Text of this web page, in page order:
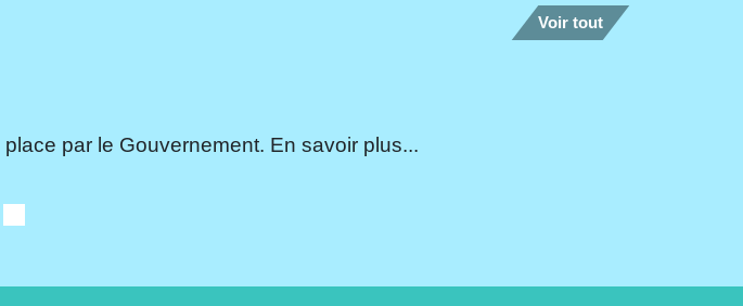
Voir tout
par le Gouvernement. En savoir plus...